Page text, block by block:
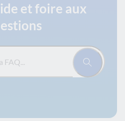
et foire aux